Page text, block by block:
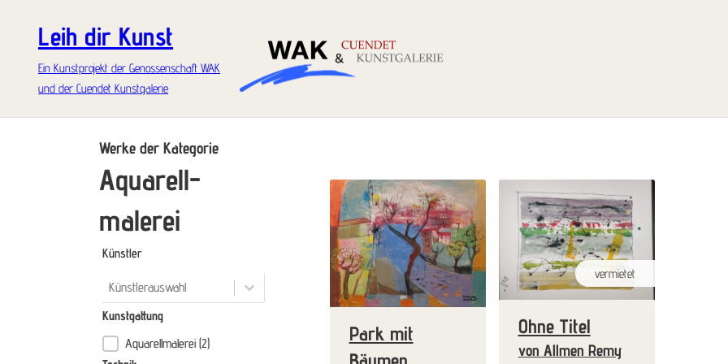
Leih dir Kunst
Ein Kunstprojekt der Genossenschaft WAK
und der Cuendet Kunstgalerie
Werke der Kategorie
Aquarell­
malerei
Künstler
Künstler
Künstler
Künstler
Kunstgattung
Kunstgattung
Aquarell­malerei (2)
Park mit
vermietet
Ohne Titel
von Allmen Remy